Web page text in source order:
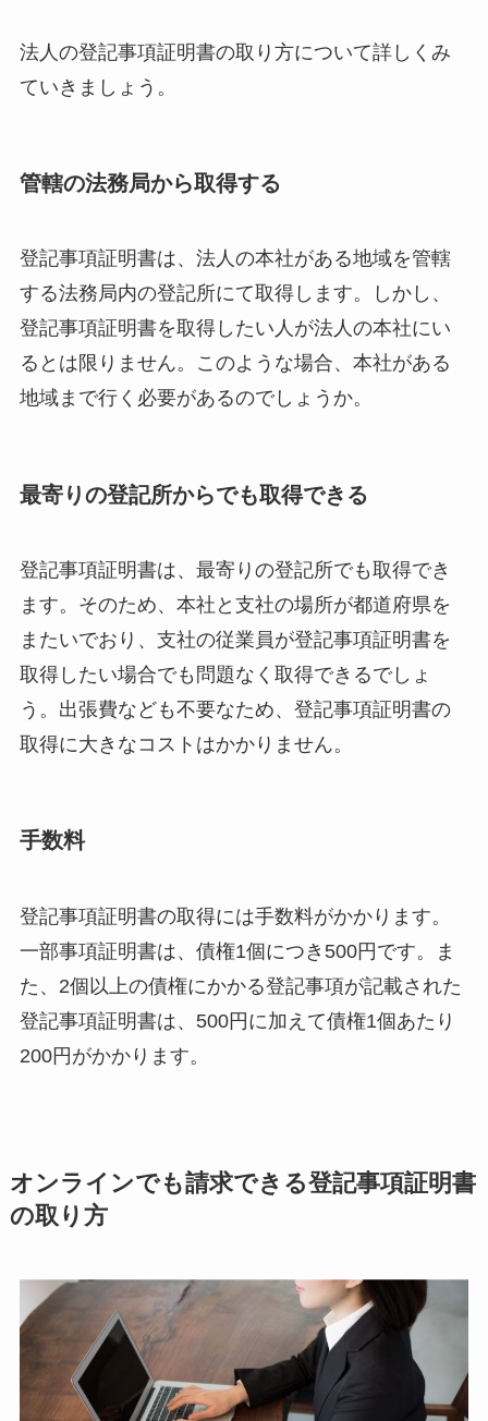
法人の登記事項証明書の取り方について詳しくみ
ていきましょう。
管轄の法務局から取得する
登記事項証明書は、法人の本社がある地域を管轄
する法務局内の登記所にて取得します。しかし、
登記事項証明書を取得したい人が法人の本社にい
るとは限りません。このような場合、本社がある
地域まで行く必要があるのでしょうか。
最寄りの登記所からでも取得できる
登記事項証明書は、最寄りの登記所でも取得でき
ます。そのため、本社と支社の場所が都道府県を
またいでおり、支社の従業員が登記事項証明書を
取得したい場合でも問題なく取得できるでしょ
う。出張費なども不要なため、登記事項証明書の
取得に大きなコストはかかりません。
手数料
登記事項証明書の取得には手数料がかかります。
一部事項証明書は、債権1個につき500円です。ま
た、2個以上の債権にかかる登記事項が記載された
登記事項証明書は、500円に加えて債権1個あたり
200円がかかります。
オンラインでも請求できる登記事項証明書
の取り方